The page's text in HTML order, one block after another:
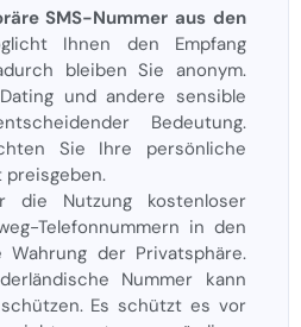
SMS-Nummer aus den
Ihnen den Empfang
bleiben Sie anonym.
und andere sensible
Bedeutung.
Sie Ihre persönliche
preisgeben.
die Nutzung kostenloser
Telefonnummern in den
der Privatsphäre.
Nummer kann
Es schützt es vor